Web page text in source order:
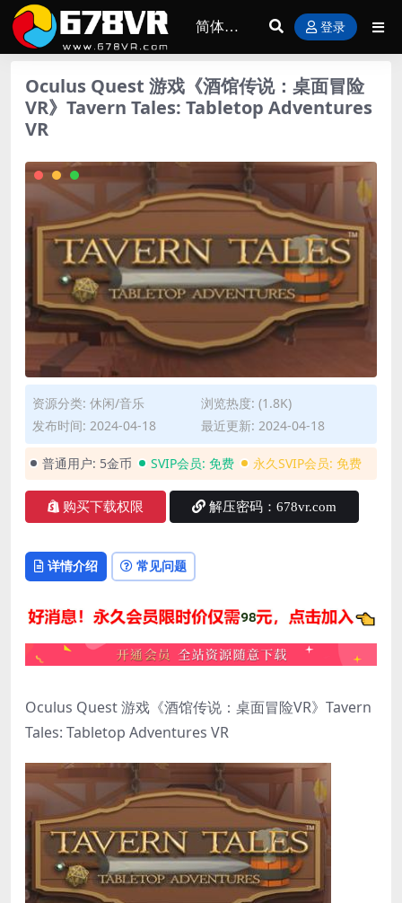
登录
Oculus Quest 游戏《酒馆传说：桌面冒险
VR》Tavern Tales: Tabletop Adventures
VR
资源分类: 休闲/音乐
浏览热度: (1.8K)
发布时间: 2024-04-18
最近更新: 2024-04-18
普通用户: 5金币 SVIP会员: 免费 永久SVIP会员: 免费
购买下载权限 解压密码：678vr.com
详情介绍 常见问题
Oculus Quest 游戏《酒馆传说：桌面冒险VR》Tavern
Tales: Tabletop Adventures VR